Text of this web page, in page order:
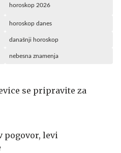
horoskop 2026
horoskop danes
današnji horoskop
nebesna znamenja
se pripravite za
pogovor, levi